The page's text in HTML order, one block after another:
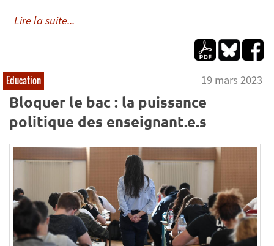
Lire la suite...
Education 19 mars 2023
Bloquer le bac : la puissance
politique des enseignant.e.s